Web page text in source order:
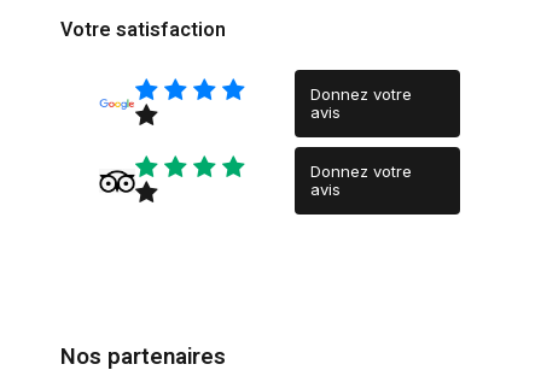
Votre satisfaction
Donnez votre
avis
Donnez votre
avis
Nos partenaires